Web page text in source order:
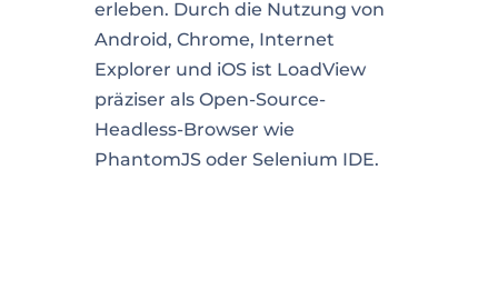
erleben. Durch die Nutzung von
Android, Chrome, Internet
Explorer und iOS ist LoadView
präziser als Open-Source-
Headless-Browser wie
PhantomJS oder Selenium IDE.